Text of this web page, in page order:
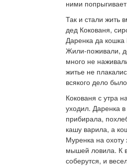
ними
Так и стали жить
дед Кокованя,
Даренка да
Жили-поживали,
много не
житье не
всякого дело
Кокованя с утра
уходил. Даренка
прибирала,
кашу варила, а
Муренка на охоту
мышей ловила. К
соберутся, и